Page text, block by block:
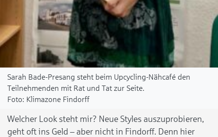
Sarah Bade-Presang steht beim Upcycling-Nähcafé den
Teilnehmenden mit Rat und Tat zur Seite.
Klimazone Findorff
Welcher Look steht mir? Neue Styles auszuprobieren,
geht oft ins Geld – aber nicht in Findorff. Denn hier